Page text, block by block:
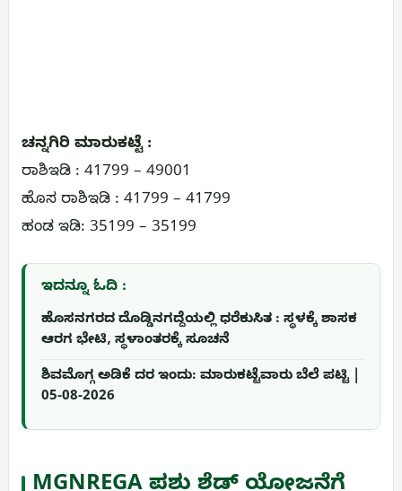
ಚನ್ನಗಿರಿ ಮಾರುಕಟ್ಟೆ :
ರಾಶಿಇಡಿ : 41799 – 49001
ಹೊಸ ರಾಶಿಇಡಿ : 41799 – 41799
ಹಂಡ ಇಡಿ: 35199 – 35199
ಇದನ್ನೂ ಓದಿ :
ಹೊಸನಗರದ ದೊಡ್ಡಿನಗದ್ದೆಯಲ್ಲಿ ಧರೆಕುಸಿತ : ಸ್ಥಳಕ್ಕೆ ಶಾಸಕ
ಆರಗ ಭೇಟಿ, ಸ್ಥಳಾಂತರಕ್ಕೆ ಸೂಚನೆ
ಶಿವಮೊಗ್ಗ ಅಡಿಕೆ ದರ ಇಂದು: ಮಾರುಕಟ್ಟೆವಾರು ಬೆಲೆ ಪಟ್ಟಿ |
05-08-2026